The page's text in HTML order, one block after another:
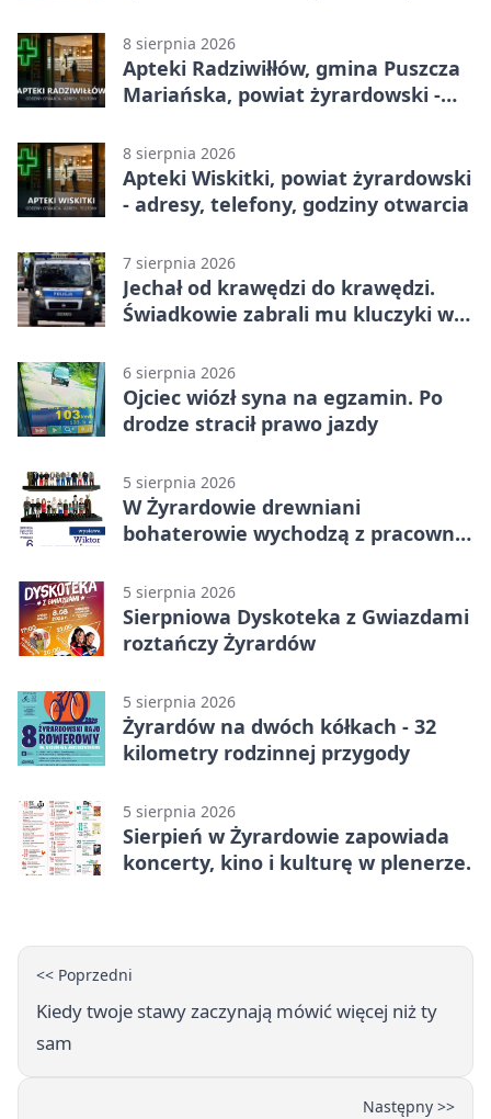
8 sierpnia 2026
Apteki Radziwiłłów, gmina Puszcza
Mariańska, powiat żyrardowski -
8 sierpnia 2026
Apteki Wiskitki, powiat żyrardowski
- adresy, telefony, godziny otwarcia
7 sierpnia 2026
Jechał od krawędzi do krawędzi.
Świadkowie zabrali mu kluczyki w
6 sierpnia 2026
Ojciec wiózł syna na egzamin. Po
drodze stracił prawo jazdy
5 sierpnia 2026
W Żyrardowie drewniani
bohaterowie wychodzą z pracowni
5 sierpnia 2026
Sierpniowa Dyskoteka z Gwiazdami
roztańczy Żyrardów
5 sierpnia 2026
Żyrardów na dwóch kółkach - 32
kilometry rodzinnej przygody
5 sierpnia 2026
Sierpień w Żyrardowie zapowiada
koncerty, kino i kulturę w plenerze.
<< Poprzedni
Kiedy twoje stawy zaczynają mówić więcej niż ty
sam
Następny >>